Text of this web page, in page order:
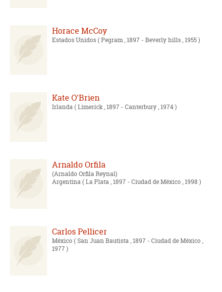
Horace McCoy
Estados Unidos( Pegram , 1897 - Beverly hills , 1955 )
Kate O'Brien
Irlanda( Limerick , 1897 - Canterbury , 1974 )
Arnaldo Orfila
Arnaldo Orfila Reynal
Argentina( La Plata , 1897 - Ciudad de México , 1998 )
Carlos Pellicer
México( San Juan Bautista , 1897 - Ciudad de México ,
1977 )